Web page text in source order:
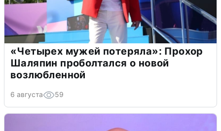
«Четырех мужей потеряла»: Прохор
Шаляпин проболтался о новой
возлюбленной
6 августа 59